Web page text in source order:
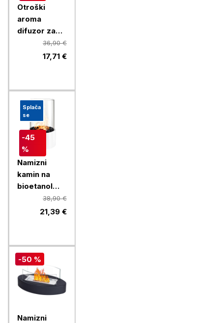
Otroški
aroma
difuzor za
eterična olja
- Koala,
36,90 €
17,71 €
Splača
se
-45
%
Namizni
kamin na
bioetanol
Chameleon
LLW-TF002,
38,90 €
21,39 €
-50 %
Namizni